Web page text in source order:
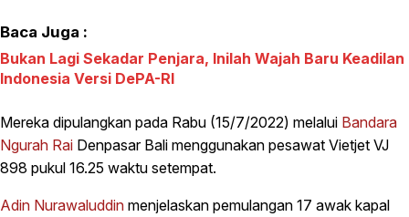
Baca Juga :
Bukan Lagi Sekadar Penjara, Inilah Wajah Baru Keadilan
Indonesia Versi DePA-RI
Mereka dipulangkan pada Rabu (15/7/2022) melalui Bandara
Ngurah Rai Denpasar Bali menggunakan pesawat Vietjet VJ
898 pukul 16.25 waktu setempat.
Adin Nurawaluddin menjelaskan pemulangan 17 awak kapal